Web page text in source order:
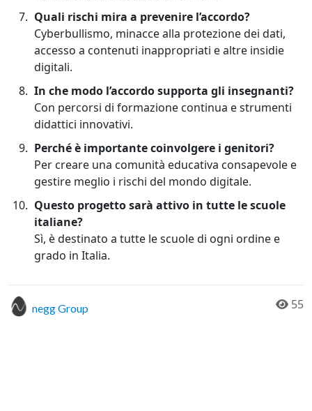
Quali rischi mira a prevenire l’accordo?
Cyberbullismo, minacce alla protezione dei dati,
accesso a contenuti inappropriati e altre insidie
digitali.
In che modo l’accordo supporta gli insegnanti?
Con percorsi di formazione continua e strumenti
didattici innovativi.
Perché è importante coinvolgere i genitori?
Per creare una comunità educativa consapevole e
gestire meglio i rischi del mondo digitale.
Questo progetto sarà attivo in tutte le scuole
italiane?
Sì, è destinato a tutte le scuole di ogni ordine e
grado in Italia.
negg Group 55